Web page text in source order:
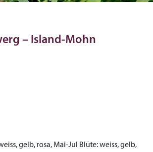
– Island-Mohn
gelb, rosa, Mai-Jul Blüte:weiss, gelb,